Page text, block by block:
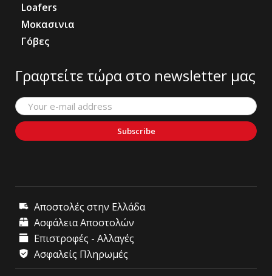
Loafers
Μοκασινια
Γόβες
Γραφτείτε τώρα στο newsletter μας
Subscribe
Αποστολές στην Ελλάδα
Ασφάλεια Αποστολών
Επιστροφές - Αλλαγές
Ασφαλείς Πληρωμές